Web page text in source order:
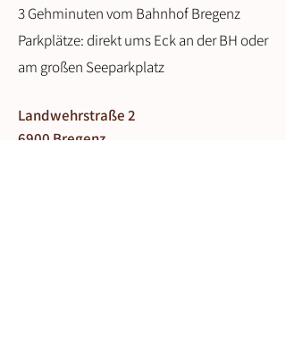
3 Gehminuten vom Bahnhof Bregenz
Parkplätze: direkt ums Eck an der BH oder
am großen Seeparkplatz
Landwehrstraße 2
6900 Bregenz